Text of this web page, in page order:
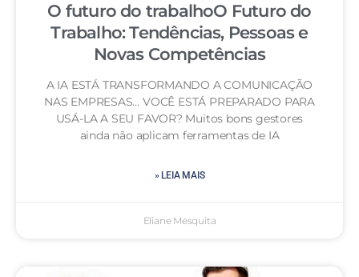
O futuro do trabalhoO Futuro do
Trabalho: Tendências, Pessoas e
Novas Competências
A IA ESTÁ TRANSFORMANDO A COMUNICAÇÃO
NAS EMPRESAS… VOCÊ ESTÁ PREPARADO PARA
USÁ-LA A SEU FAVOR? Muitos bons gestores
ainda não aplicam ferramentas de IA
» LEIA MAIS
Eliane Mesquita